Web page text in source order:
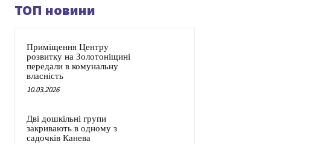
ТОП новини
Приміщення Центру
розвитку на Золотоніщині
передали в комунальну
власність
10.03.2026
Дві дошкільні групи
закривають в одному з
садочків Канева